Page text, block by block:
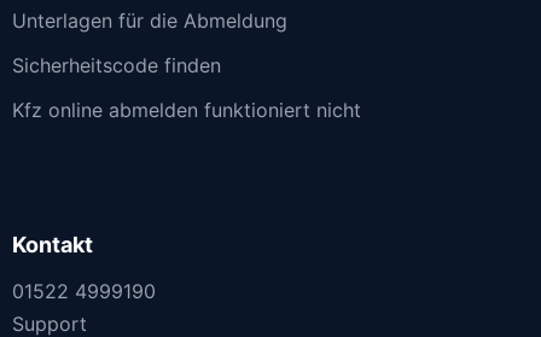
Unterlagen für die Abmeldung
Sicherheitscode finden
Kfz online abmelden funktioniert nicht
Kontakt
01522 4999190
Support